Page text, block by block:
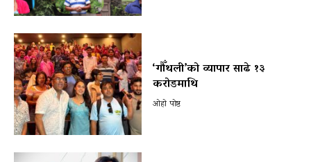
‘गौँथली’को व्यापार साढे १३
करोडमाथि
ओहो पोष्ट